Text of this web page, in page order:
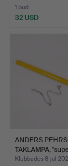
1 bud
32 USD
ANDERS
TAKLAMPA,
Ate…
Klubbades 8 jul